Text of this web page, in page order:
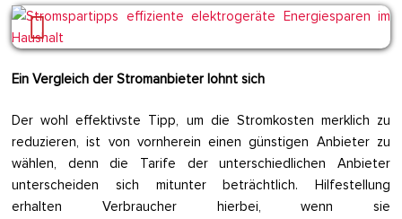
Ein Vergleich der Stromanbieter lohnt sich
Der wohl effektivste Tipp, um die Stromkosten merklich zu
reduzieren, ist von vornherein einen günstigen Anbieter zu
wählen, denn die Tarife der unterschiedlichen Anbieter
unterscheiden sich mitunter beträchtlich. Hilfestellung
erhalten Verbraucher hierbei, wenn sie